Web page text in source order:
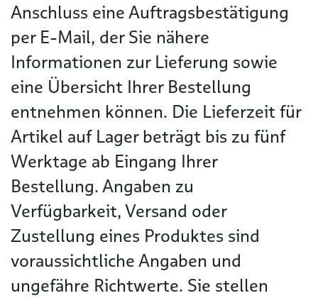
Anschluss eine Auftragsbestätigung
per E-Mail, der Sie nähere
Informationen zur Lieferung sowie
eine Übersicht Ihrer Bestellung
entnehmen können. Die Lieferzeit für
Artikel auf Lager beträgt bis zu fünf
Werktage ab Eingang Ihrer
Bestellung. Angaben zu
Verfügbarkeit, Versand oder
Zustellung eines Produktes sind
voraussichtliche Angaben und
ungefähre Richtwerte. Sie stellen